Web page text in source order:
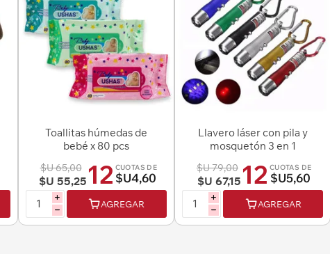
Toallitas húmedas de
bebé x 80 pcs
$U 65,00
$U 55,25 12 CUOTAS DE
$U4,60
i
h
AGREGAR
Llavero láser con pila y
mosquetón 3 en 1
$U 79,00
$U 67,15 12 CUOTAS DE
$U5,60
i
h
AGREGAR